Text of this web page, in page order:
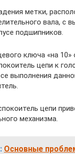
метки,
вала, с
подшипников.
ключа «на 10»
цепи к
выполнения
цепи
механизма.
Основные